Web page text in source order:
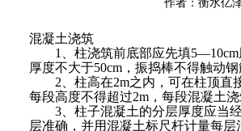
作者：衡水亿
混凝土浇筑
1、柱浇筑前底部应先填5—10cm
厚度不大于50cm，振捣棒不得触动钢
2、柱高在2m之内，可在柱顶直接
每段高度不得超过2m，每段混凝土
3、柱子混凝土的分层厚度应当经
层准确，并用混凝土标尺杆计量每